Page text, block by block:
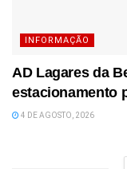
INFORMAÇÃO
AD Lagares da
estacionamento
4 DE AGOSTO, 2026